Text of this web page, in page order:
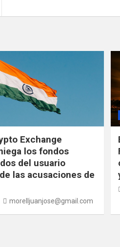
Exchange
los fondos
del usuario
las acusaciones de
morelljuanjose@gmail.com